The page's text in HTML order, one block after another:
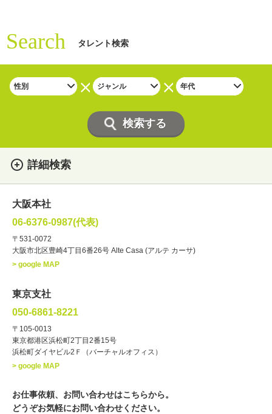
Search タレント検索
詳細検索
・性別
・ジャンル
ナレーター レポーター
・年齢
・出身地 北海道 東北
その他
大阪本社
06-6376-0987(代表)
〒531-0072
大阪市北区豊崎4丁目6番26号 Alte Casa (アルテ カーサ)
> google MAP
東京支社
050-6861-8221
〒105-0013
東京都港区浜松町2丁目2番15号
浜松町ダイヤビル2Ｆ（バーチャルオフィス）
> google MAP
お仕事依頼、お問い合わせはこちらから。
どうぞお気軽にお問い合わせください。